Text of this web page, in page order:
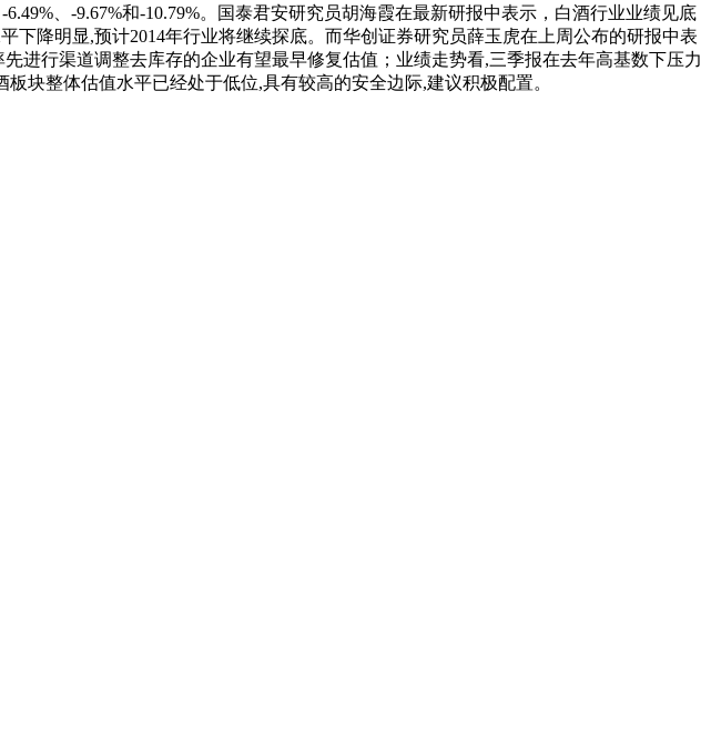
、-9.67%和-10.79%。国泰君安研究员胡海霞在最新研报中表示，白酒行业业绩见底
降明显,预计2014年行业将继续探底。而华创证券研究员薛玉虎在上周公布的研报中表
进行渠道调整去库存的企业有望最早修复估值；业绩走势看,三季报在去年高基数下压力
块整体估值水平已经处于低位,具有较高的安全边际,建议积极配置。